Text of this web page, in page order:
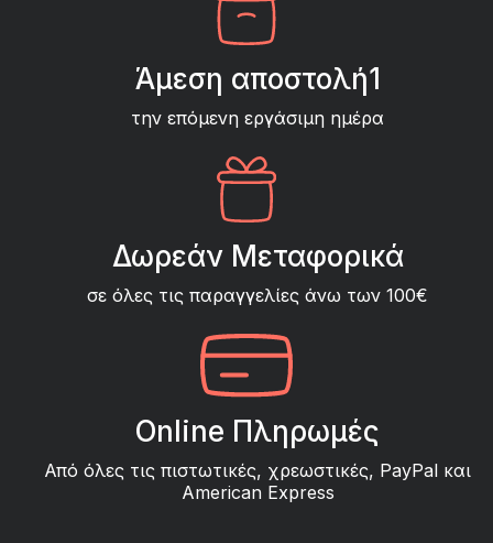
Άμεση αποστολή1
την επόμενη εργάσιμη ημέρα
Δωρεάν Μεταφορικά
σε όλες τις παραγγελίες άνω των 100€
Online Πληρωμές
Από όλες τις πιστωτικές, χρεωστικές, PayPal και
American Express